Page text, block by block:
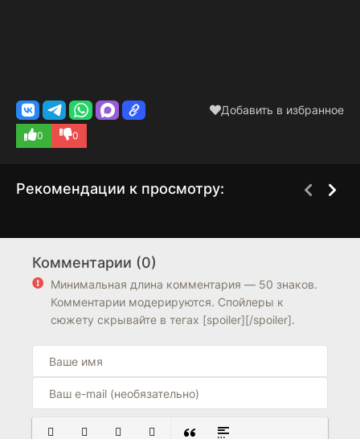
Добавить в избранное
0 0
Рекомендации к просмотру:
волшебством
6.9
Комментарии (0)
Минимальная длина комментария — 50 знаков.
Комментарии модерируются. Спойлеры к
сюжету скрывайте в тегах [spoiler][/spoiler].
ПОЛУЖИРНЫЙ
КУРСИВПОДЧЕРКНУТЫЙ
ЗАЧЕРКНУТЫЙ
ВСТАВКА ЦИТАТЫ
ВСТАВКА СПОЙЛЕРА